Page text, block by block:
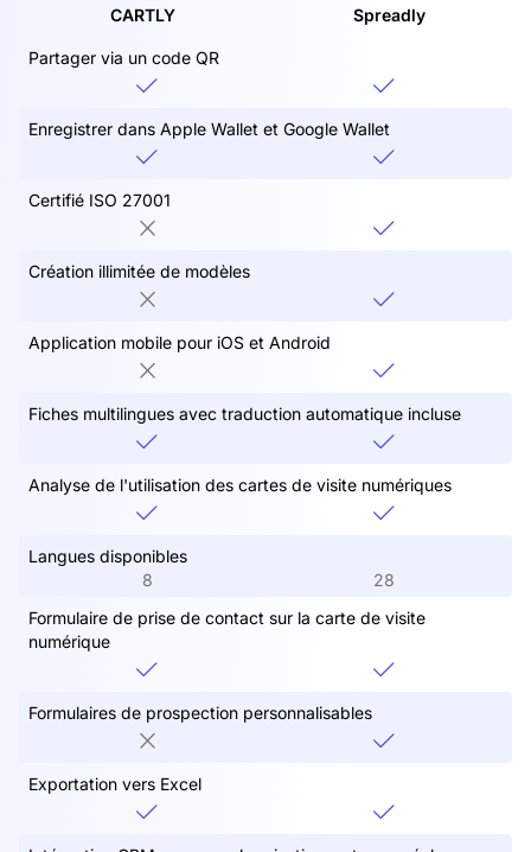
CARTLY Spreadly
Partager via un code QR
Enregistrer dans Apple Wallet et Google Wallet
Certifié ISO 27001
Création illimitée de modèles
Application mobile pour iOS et Android
Fiches multilingues avec traduction automatique incluse
Analyse de l'utilisation des cartes de visite numériques
Langues disponibles
8
28
Formulaire de prise de contact sur la carte de visite
numérique
Formulaires de prospection personnalisables
Exportation vers Excel